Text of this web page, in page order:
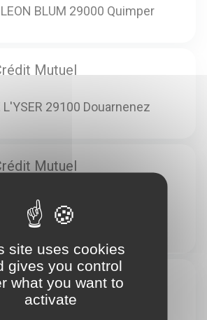
BLUM 29000 Quimper
Mutuel
L'YSER 29100 Douarnenez
Mutuel
LA REPUBLIQUE 29120 Pont-
Mutuel
site uses cookies
gives you control
what you want to
activate